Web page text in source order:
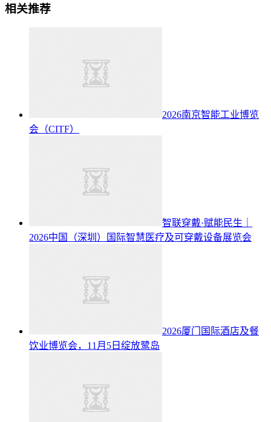
相关推荐
2026南京智能工业博览
会（CITF）
智联穿戴·赋能民生｜
2026中国（深圳）国际智慧医疗及可穿戴设备展览会
2026厦门国际酒店及餐
饮业博览会，11月5日绽放鹭岛